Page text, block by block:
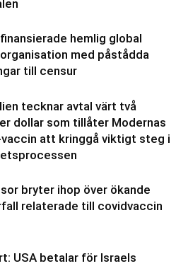
finansierade hemlig global
med påstådda
till censur
tecknar avtal värt två
dollar som tillåter Modernas
vaccin att kringgå viktigt steg i
bryter ihop över ökande
relaterade till covidvaccin
USA betalar för Israels